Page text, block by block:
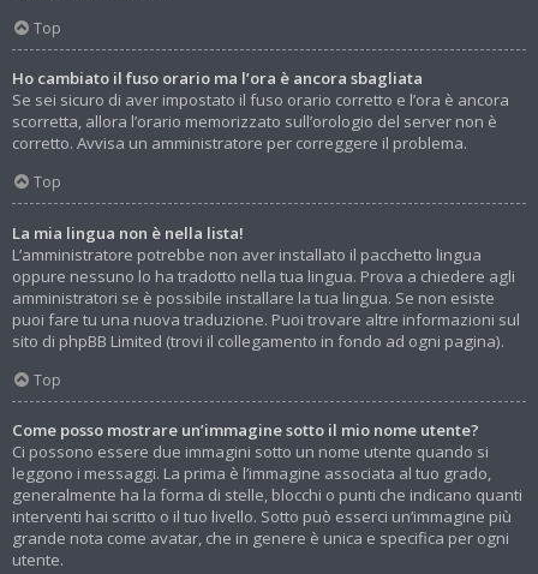
Top
Ho cambiato il fuso orario ma l’ora è ancora sbagliata
Se sei sicuro di aver impostato il fuso orario corretto e l’ora è ancora
scorretta, allora l’orario memorizzato sull’orologio del server non è
corretto. Avvisa un amministratore per correggere il problema.
Top
La mia lingua non è nella lista!
L’amministratore potrebbe non aver installato il pacchetto lingua
oppure nessuno lo ha tradotto nella tua lingua. Prova a chiedere agli
amministratori se è possibile installare la tua lingua. Se non esiste
puoi fare tu una nuova traduzione. Puoi trovare altre informazioni sul
sito di phpBB Limited (trovi il collegamento in fondo ad ogni pagina).
Top
Come posso mostrare un’immagine sotto il mio nome utente?
Ci possono essere due immagini sotto un nome utente quando si
leggono i messaggi. La prima è l’immagine associata al tuo grado,
generalmente ha la forma di stelle, blocchi o punti che indicano quanti
interventi hai scritto o il tuo livello. Sotto può esserci un’immagine più
grande nota come avatar, che in genere è unica e specifica per ogni
utente.